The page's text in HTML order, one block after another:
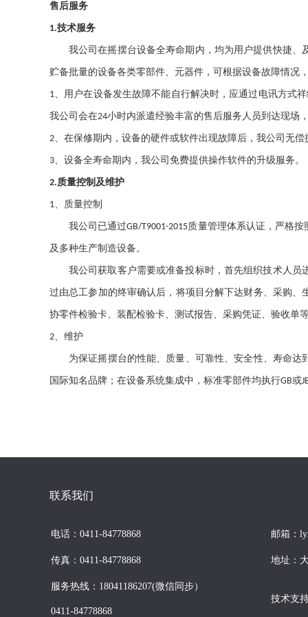
售后服务
1.技术服务
我公司在摇摆台设备全寿命期内，均为用户提供快捷
贮备批量的设备各类零部件、元器件，可根据设备故障情况
1、用户在设备发生故障不能自行解决时，应通过电讯方式
我公司会在24小时内派遣经验丰富的售后服务人员到达现场
2、在保修期内，设备的硬件或软件出现故障后，我公司无
3、设备全寿命期内，我公司免费提供操作软件的升级服务。
2.质量控制及维护
1、质量控制
我公司已通过GB/T9001-2015质量管理体系认证，严格
及多种生产制造设备。
我公司获取客户需要或准备投标时，首先组织技术人
过由总工参加的终审确认后，将项目分解下达财务、采购
协零件检验卡、装配检验卡、测试报告、采购凭证、验收单
2、维护
为保证摇摆台的性能、质量、可靠性、安全性、寿命
国际知名品牌；在设备系统集成中，标准零部件均执行GB或
联系我们
电话：0411-84778868 邮箱：
传真：0411-84778868 地址：
服务热线：18041186207(微信同步）
0411-84778868
技术支